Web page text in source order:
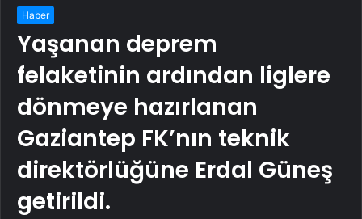
Haber
Yaşanan deprem
felaketinin ardından liglere
dönmeye hazırlanan
Gaziantep FK’nın teknik
direktörlüğüne Erdal Güneş
getirildi.